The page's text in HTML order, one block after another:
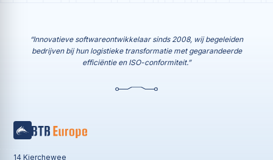
“Innovatieve softwareontwikkelaar sinds 2008, wij begeleiden
bedrijven bij hun logistieke transformatie met gegarandeerde
efficiëntie en ISO-conformiteit.”
14 Kierchewee